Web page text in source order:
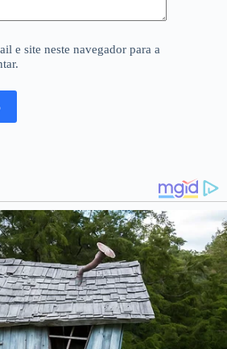
e site neste navegador para a